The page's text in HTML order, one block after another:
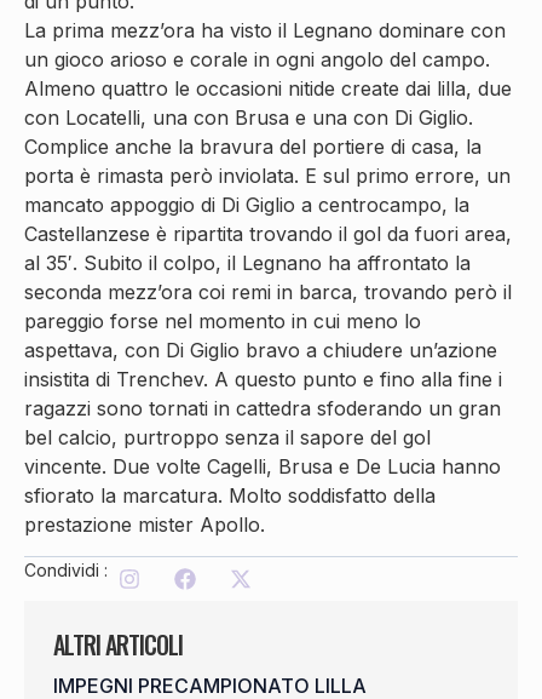
ALTRI ARTICOLI
IMPEGNI PRECAMPIONATO LILLA
La prima mezz’ora ha visto il Legnano dominare con
un gioco arioso e corale in ogni angolo del campo.
Almeno quattro le occasioni nitide create dai lilla, due
con Locatelli, una con Brusa e una con Di Giglio.
Complice anche la bravura del portiere di casa, la
porta è rimasta però inviolata. E sul primo errore, un
mancato appoggio di Di Giglio a centrocampo, la
Castellanzese è ripartita trovando il gol da fuori area,
al 35′. Subito il colpo, il Legnano ha affrontato la
seconda mezz’ora coi remi in barca, trovando però il
pareggio forse nel momento in cui meno lo
aspettava, con Di Giglio bravo a chiudere un’azione
insistita di Trenchev. A questo punto e fino alla fine i
ragazzi sono tornati in cattedra sfoderando un gran
bel calcio, purtroppo senza il sapore del gol
vincente. Due volte Cagelli, Brusa e De Lucia hanno
sfiorato la marcatura. Molto soddisfatto della
prestazione mister Apollo.
Condividi :